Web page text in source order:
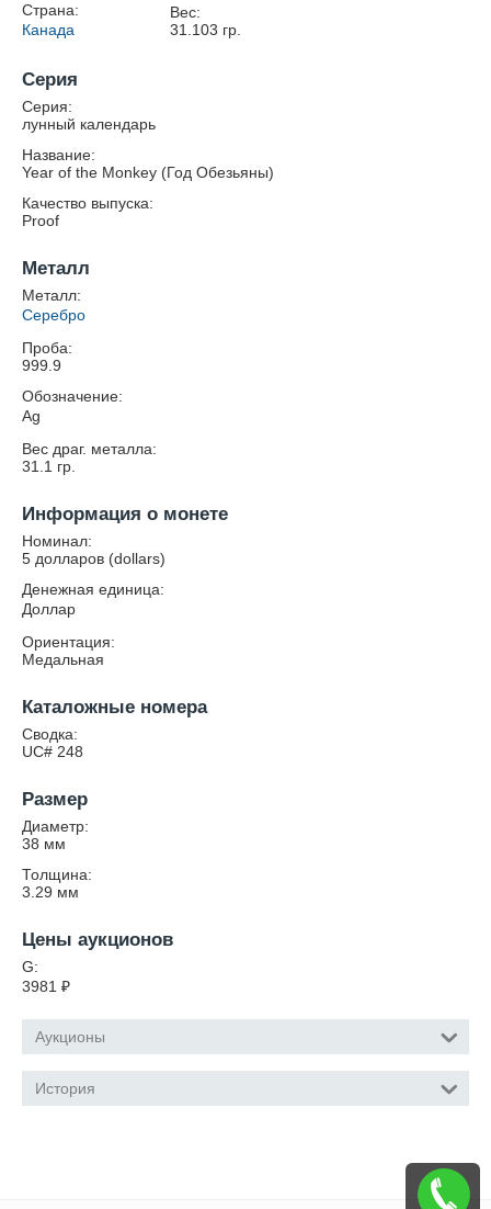
Страна:
Канада
Вес:
31.103 гр.
Серия
Серия:
лунный календарь
Название:
Year of the Monkey (Год Обезьяны)
Качество выпуска:
Proof
Металл
Металл:
Серебро
Проба:
999.9
Обозначение:
Ag
Вес драг. металла:
31.1 гр.
Информация о монете
Номинал:
5 долларов (dollars)
Денежная единица:
Доллар
Ориентация:
Медальная
Каталожные номера
Сводка:
UC# 248
Размер
Диаметр:
38 мм
Толщина:
3.29 мм
Цены аукционов
G:
3981 ₽
Аукционы
История